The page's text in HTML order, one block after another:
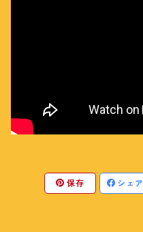
保存 シェア